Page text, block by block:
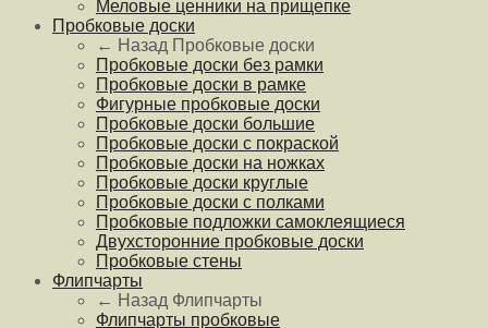
Меловые ценники на прищепке
Пробковые доски
← Назад Пробковые доски
Пробковые доски без рамки
Пробковые доски в рамке
Фигурные пробковые доски
Пробковые доски большие
Пробковые доски с покраской
Пробковые доски на ножках
Пробковые доски круглые
Пробковые доски с полками
Пробковые подложки самоклеящиеся
Двухсторонние пробковые доски
Пробковые стены
Флипчарты
← Назад Флипчарты
Флипчарты пробковые